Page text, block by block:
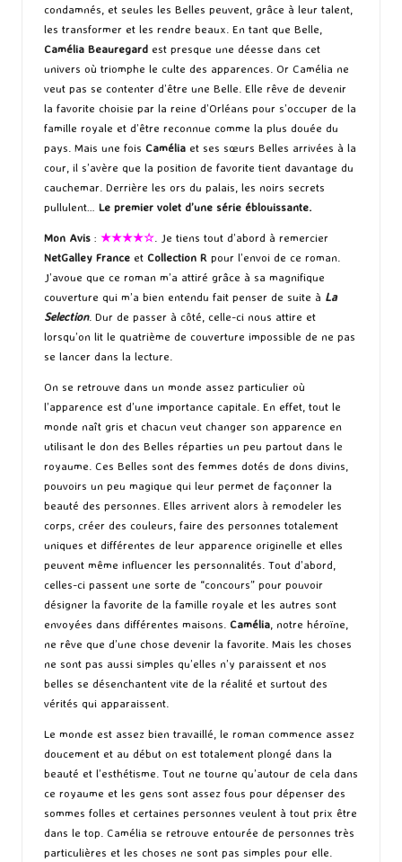
condamnés, et seules les Belles peuvent, grâce à leur talent,
les transformer et les rendre beaux. En tant que Belle,
Camélia Beauregard est presque une déesse dans cet
univers où triomphe le culte des apparences. Or Camélia ne
veut pas se contenter d’être une Belle. Elle rêve de devenir
la favorite choisie par la reine d’Orléans pour s’occuper de la
famille royale et d’être reconnue comme la plus douée du
pays. Mais une fois Camélia et ses sœurs Belles arrivées à la
cour, il s’avère que la position de favorite tient davantage du
cauchemar. Derrière les ors du palais, les noirs secrets
pullulent… Le premier volet d’une série éblouissante.
Mon Avis : ★★★★☆ . Je tiens tout d’abord à remercier
NetGalley France et Collection R pour l’envoi de ce roman.
J’avoue que ce roman m’a attiré grâce à sa magnifique
couverture qui m’a bien entendu fait penser de suite à La
Selection. Dur de passer à côté, celle-ci nous attire et
lorsqu’on lit le quatrième de couverture impossible de ne pas
se lancer dans la lecture.
On se retrouve dans un monde assez particulier où
l’apparence est d’une importance capitale. En effet, tout le
monde naît gris et chacun veut changer son apparence en
utilisant le don des Belles réparties un peu partout dans le
royaume. Ces Belles sont des femmes dotés de dons divins,
pouvoirs un peu magique qui leur permet de façonner la
beauté des personnes. Elles arrivent alors à remodeler les
corps, créer des couleurs, faire des personnes totalement
uniques et différentes de leur apparence originelle et elles
peuvent même influencer les personnalités. Tout d’abord,
celles-ci passent une sorte de “concours” pour pouvoir
désigner la favorite de la famille royale et les autres sont
envoyées dans différentes maisons. Camélia , notre héroïne,
ne rêve que d’une chose devenir la favorite. Mais les choses
ne sont pas aussi simples qu’elles n’y paraissent et nos
belles se désenchantent vite de la réalité et surtout des
vérités qui apparaissent.
Le monde est assez bien travaillé, le roman commence assez
doucement et au début on est totalement plongé dans la
beauté et l’esthétisme. Tout ne tourne qu’autour de cela dans
ce royaume et les gens sont assez fous pour dépenser des
sommes folles et certaines personnes veulent à tout prix être
dans le top. Camélia se retrouve entourée de personnes très
particulières et les choses ne sont pas simples pour elle.